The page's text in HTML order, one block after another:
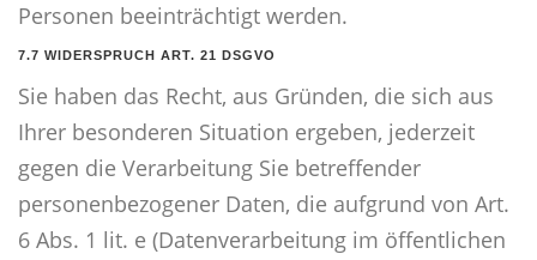
Personen beeinträchtigt werden.
7.7 WIDERSPRUCH ART. 21 DSGVO
Sie haben das Recht, aus Gründen, die sich aus
Ihrer besonderen Situation ergeben, jederzeit
gegen die Verarbeitung Sie betreffender
personenbezogener Daten, die aufgrund von Art.
6 Abs. 1 lit. e (Datenverarbeitung im öffentlichen